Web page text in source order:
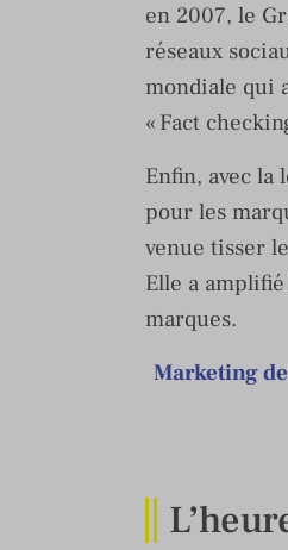
en 2007, le
réseaux
mondiale qui
« Fact
Enfin, avec la
pour les
venue tisser
Elle a
marques.
Marketing